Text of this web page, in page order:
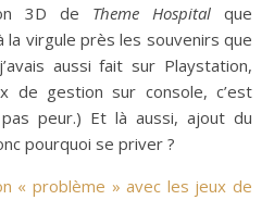
3D de Theme Hospital que
la virgule près les souvenirs que
aussi fait sur Playstation,
de gestion sur console, c’est
peur.) Et là aussi, ajout du
pourquoi se priver ?
« problème » avec les jeux de